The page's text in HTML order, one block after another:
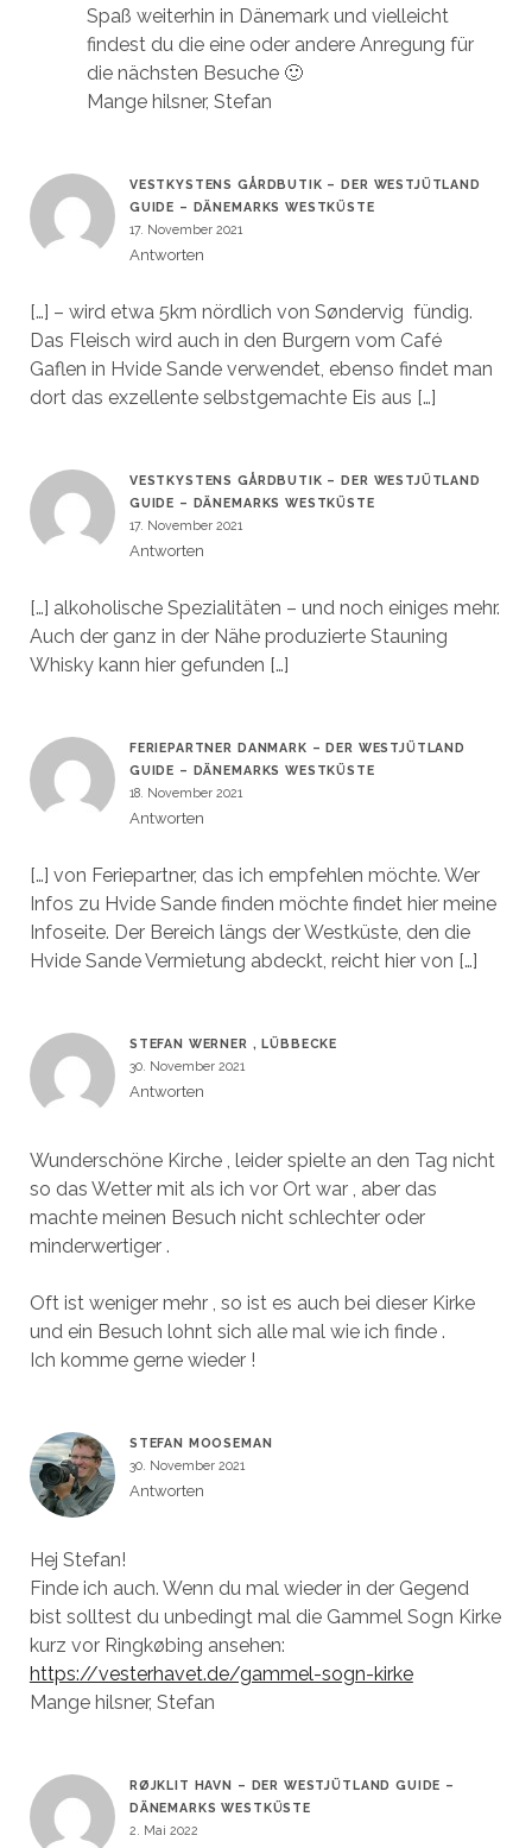
Spaß weiterhin in Dänemark und vielleicht
findest du die eine oder andere Anregung für
die nächsten Besuche 🙂
Mange hilsner, Stefan
VESTKYSTENS GÅRDBUTIK – DER WESTJÜTLAND
GUIDE – DÄNEMARKS WESTKÜSTE
17. November 2021
Antworten
[…] – wird etwa 5km nördlich von Søndervig fündig.
Das Fleisch wird auch in den Burgern vom Café
Gaflen in Hvide Sande verwendet, ebenso findet man
dort das exzellente selbstgemachte Eis aus […]
VESTKYSTENS GÅRDBUTIK – DER WESTJÜTLAND
GUIDE – DÄNEMARKS WESTKÜSTE
17. November 2021
Antworten
[…] alkoholische Spezialitäten – und noch einiges mehr.
Auch der ganz in der Nähe produzierte Stauning
Whisky kann hier gefunden […]
FERIEPARTNER DANMARK – DER WESTJÜTLAND
GUIDE – DÄNEMARKS WESTKÜSTE
18. November 2021
Antworten
[…] von Feriepartner, das ich empfehlen möchte. Wer
Infos zu Hvide Sande finden möchte findet hier meine
Infoseite. Der Bereich längs der Westküste, den die
Hvide Sande Vermietung abdeckt, reicht hier von […]
STEFAN WERNER , LÜBBECKE
30. November 2021
Antworten
Wunderschöne Kirche , leider spielte an den Tag nicht
so das Wetter mit als ich vor Ort war , aber das
machte meinen Besuch nicht schlechter oder
minderwertiger .
Oft ist weniger mehr , so ist es auch bei dieser Kirke
und ein Besuch lohnt sich alle mal wie ich finde .
Ich komme gerne wieder !
STEFAN MOOSEMAN
30. November 2021
Antworten
Hej Stefan!
Finde ich auch. Wenn du mal wieder in der Gegend
bist solltest du unbedingt mal die Gammel Sogn Kirke
kurz vor Ringkøbing ansehen:
https://vesterhavet.de/gammel-sogn-kirke
Mange hilsner, Stefan
RØJKLIT HAVN – DER WESTJÜTLAND GUIDE –
DÄNEMARKS WESTKÜSTE
2. Mai 2022